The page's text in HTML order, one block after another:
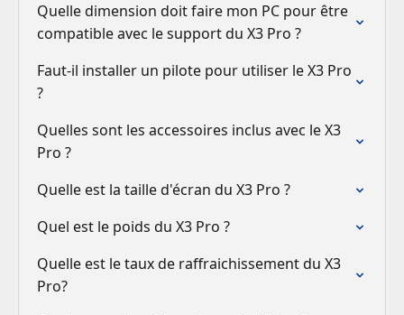
Quelle dimension doit faire mon PC pour être
compatible avec le support du X3 Pro ?
Faut-il installer un pilote pour utiliser le X3 Pro
?
Quelles sont les accessoires inclus avec le X3
Pro ?
Quelle est la taille d'écran du X3 Pro ?
Quel est le poids du X3 Pro ?
Quelle est le taux de raffraichissement du X3
Pro?